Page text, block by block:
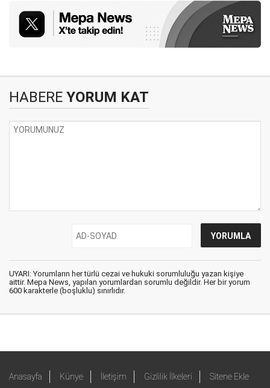
HABERE YORUM KAT
UYARI: Yorumların her türlü cezai ve hukuki sorumluluğu yazan kişiye
aittir. Mepa News, yapılan yorumlardan sorumlu değildir. Her bir yorum
600 karakterle (boşluklu) sınırlıdır.
Anasayfa Künye İletişim Gizlilik İlkeleri Sitene Ekle